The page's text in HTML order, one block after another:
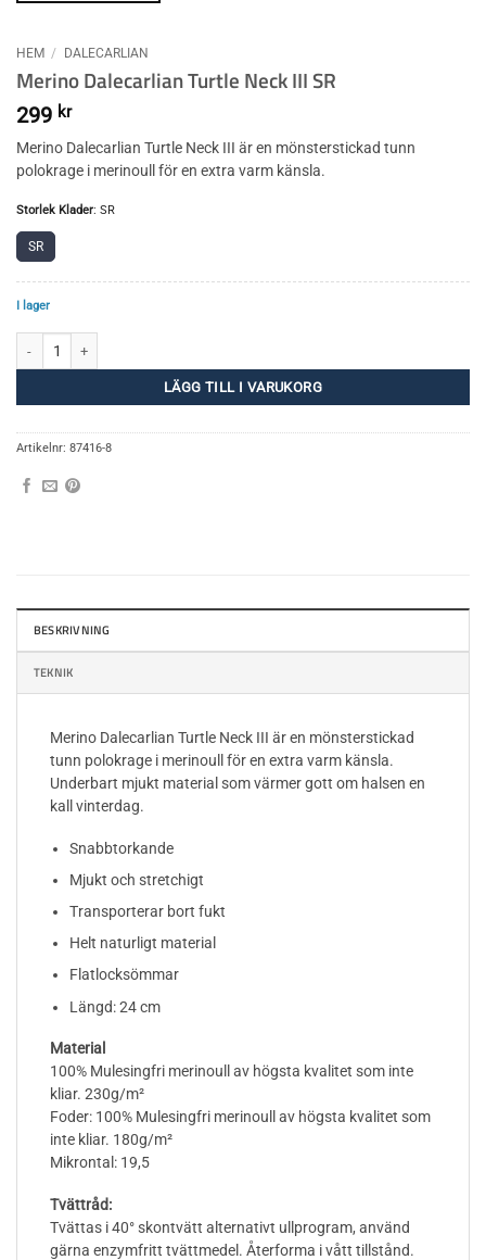
HEM / DALECARLIAN
Merino Dalecarlian Turtle Neck III SR
299 kr
Merino Dalecarlian Turtle Neck III är en mönsterstickad tunn
polokrage i merinoull för en extra varm känsla.
Storlek Klader: SR
SR
I lager
Merino Dalecarlian Turtle Neck III SR mängd
LÄGG TILL I VARUKORG
Artikelnr: 87416-8
BESKRIVNING
TEKNIK
Merino Dalecarlian Turtle Neck III är en mönsterstickad
tunn polokrage i merinoull för en extra varm känsla.
Underbart mjukt material som värmer gott om halsen en
kall vinterdag.
Snabbtorkande
Mjukt och stretchigt
Transporterar bort fukt
Helt naturligt material
Flatlocksömmar
Längd: 24 cm
Material
100% Mulesingfri merinoull av högsta kvalitet som inte
kliar. 230g/m²
Foder: 100% Mulesingfri merinoull av högsta kvalitet som
inte kliar. 180g/m²
Mikrontal: 19,5
Tvättråd:
Tvättas i 40° skontvätt alternativt ullprogram, använd
gärna enzymfritt tvättmedel. Återforma i vått tillstånd.